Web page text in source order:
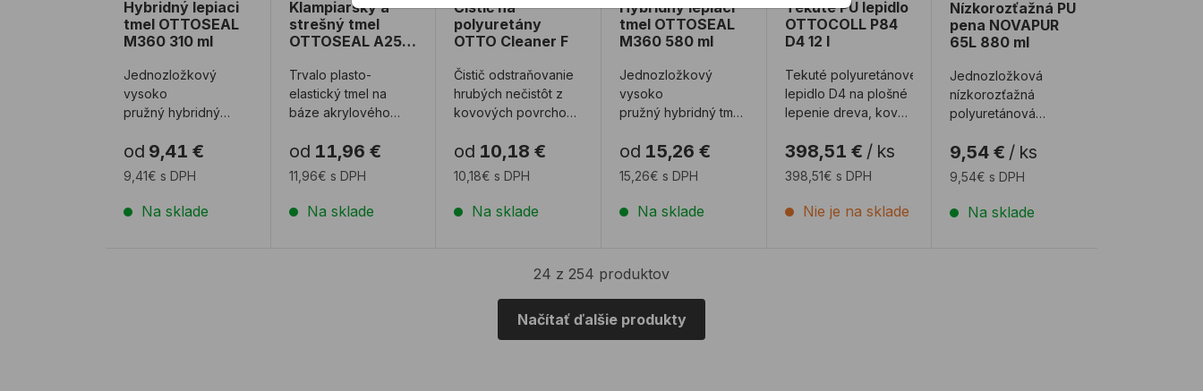
Hybridný lepiaci
tmel OTTOSEAL
M360 310 ml
Jednozložkový
vysoko
pružný hybridný
dilatačné škáry a
lepenie. Technický
od 9,41 €
9,41€ s DPH
Na sklade
Klampiarsky a
strešný tmel
OTTOSEAL A250
Trvalo plasto-
elastický tmel na
báze akrylového
vhodný do strešnej
oblasti na kl ...
od 11,96 €
11,96€ s DPH
Na sklade
Čistič na
polyuretány
OTTO Cleaner F
Čistič odstraňovanie
hrubých nečistôt z
kovových povrchov
nevytuhnutých
lepidiel a tmelov. ...
od 10,18 €
10,18€ s DPH
Na sklade
Hybridný lepiaci
tmel OTTOSEAL
M360 580 ml
Jednozložkový
vysoko
pružný hybridný tmel
Technický list
Kalkulátor sp ...
od 15,26 €
15,26€ s DPH
Na sklade
Tekuté PU lepidlo
OTTOCOLL P84
D4 12 l
Tekuté polyuretánové
lepidlo D4 na plošné
lepenie dreva, kovov
panelov. Technick ...
398,51 € / ks
398,51€ s DPH
Nie je na sklade
Nízkorozťažná PU
pena NOVAPUR
65L 880 ml
Jednozložková
nízkorozťažná
polyuretánová
reagujúca so
vzdušnou
vlhkosťou. Pena je vh
...
9,54 € / ks
9,54€ s DPH
Na sklade
24 z 254 produktov
Načítať ďalšie produkty